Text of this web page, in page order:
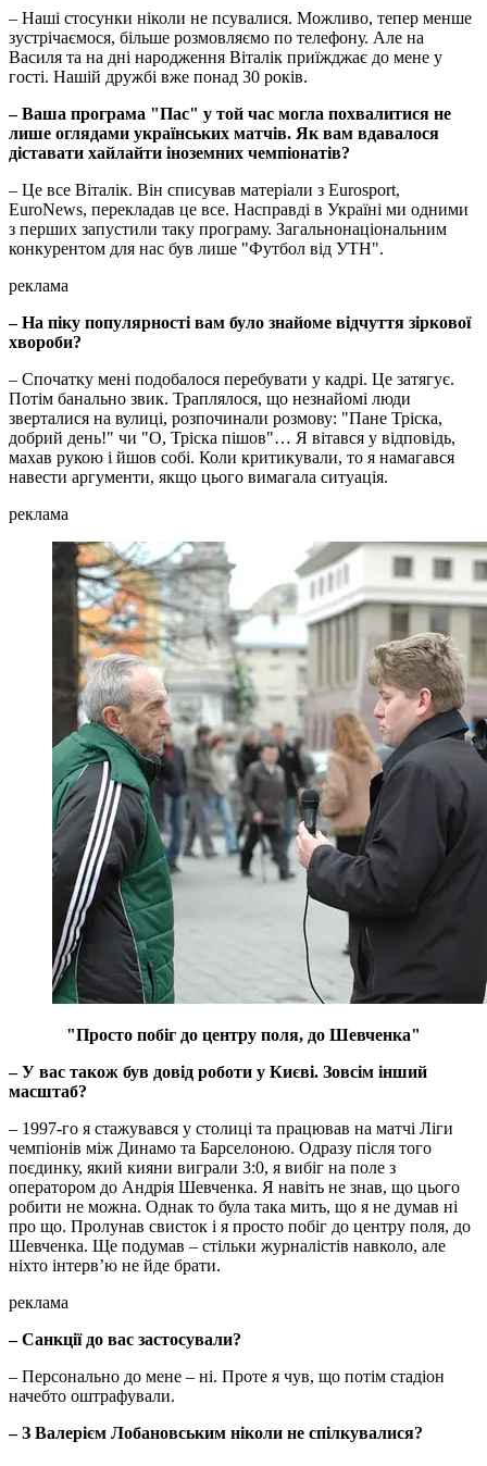
– Наші стосунки ніколи не псувалися. Можливо, тепер менше
зустрічаємося, більше розмовляємо по телефону. Але на
Василя та на дні народження Віталік приїжджає до мене у
гості. Нашій дружбі вже понад 30 років.
– Ваша програма "Пас" у той час могла похвалитися не
лише оглядами українських матчів. Як вам вдавалося
діставати хайлайти іноземних чемпіонатів?
– Це все Віталік. Він списував матеріали з Eurosport,
EuroNews, перекладав це все. Насправді в Україні ми одними
з перших запустили таку програму. Загальнонаціональним
конкурентом для нас був лише "Футбол від УТН".
реклама
– На піку популярності вам було знайоме відчуття зіркової
хвороби?
– Спочатку мені подобалося перебувати у кадрі. Це затягує.
Потім банально звик. Траплялося, що незнайомі люди
зверталися на вулиці, розпочинали розмову: "Пане Тріска,
добрий день!" чи "О, Тріска пішов"… Я вітався у відповідь,
махав рукою і йшов собі. Коли критикували, то я намагався
навести аргументи, якщо цього вимагала ситуація.
реклама
"Просто побіг до центру поля, до Шевченка"
– У вас також був довід роботи у Києві. Зовсім інший
масштаб?
– 1997-го я стажувався у столиці та працював на матчі Ліги
чемпіонів між Динамо та Барселоною. Одразу після того
поєдинку, який кияни виграли 3:0, я вибіг на поле з
оператором до Андрія Шевченка. Я навіть не знав, що цього
робити не можна. Однак то була така мить, що я не думав ні
про що. Пролунав свисток і я просто побіг до центру поля, до
Шевченка. Ще подумав – стільки журналістів навколо, але
ніхто інтерв’ю не йде брати.
реклама
– Санкції до вас застосували?
– Персонально до мене – ні. Проте я чув, що потім стадіон
начебто оштрафували.
– З Валерієм Лобановським ніколи не спілкувалися?